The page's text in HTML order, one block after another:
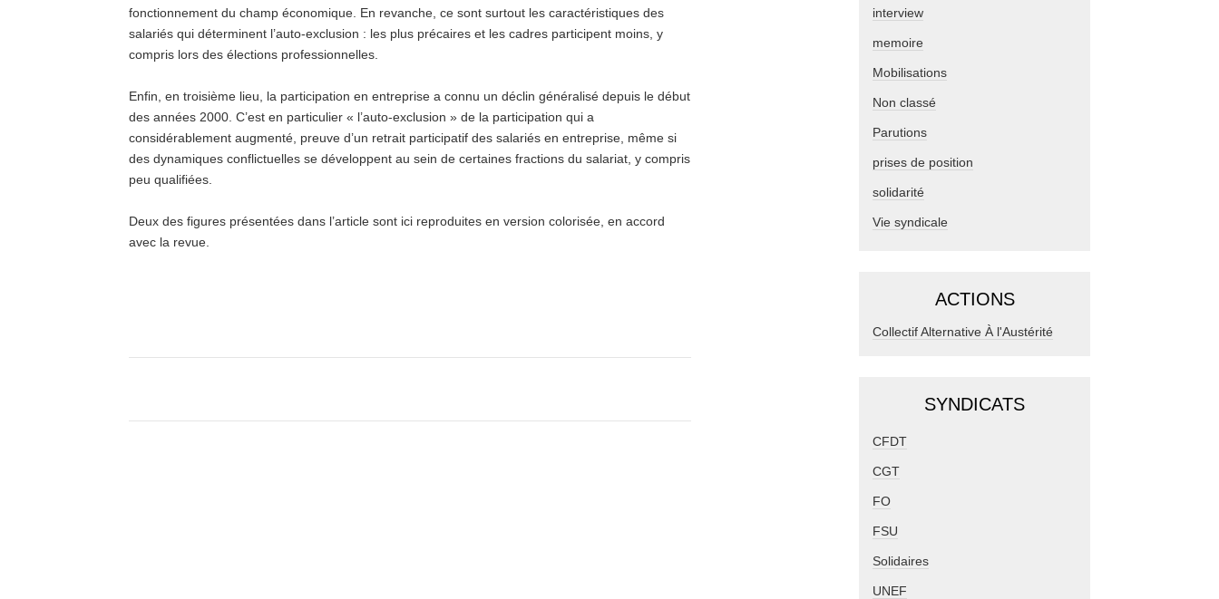
fonctionnement du champ économique. En revanche, ce sont surtout les caractéristiques des
salariés qui déterminent l’auto-exclusion : les plus précaires et les cadres participent moins, y
compris lors des élections professionnelles.
Enfin, en troisième lieu, la participation en entreprise a connu un déclin généralisé depuis le début
des années 2000. C’est en particulier « l’auto-exclusion » de la participation qui a
considérablement augmenté, preuve d’un retrait participatif des salariés en entreprise, même si
des dynamiques conflictuelles se développent au sein de certaines fractions du salariat, y compris
peu qualifiées.
Deux des figures présentées dans l’article sont ici reproduites en version colorisée, en accord
avec la revue.
interview
memoire
Mobilisations
Non classé
Parutions
prises de position
solidarité
Vie syndicale
ACTIONS
Collectif Alternative À l'Austérité
SYNDICATS
CFDT
CGT
FO
FSU
Solidaires
UNEF